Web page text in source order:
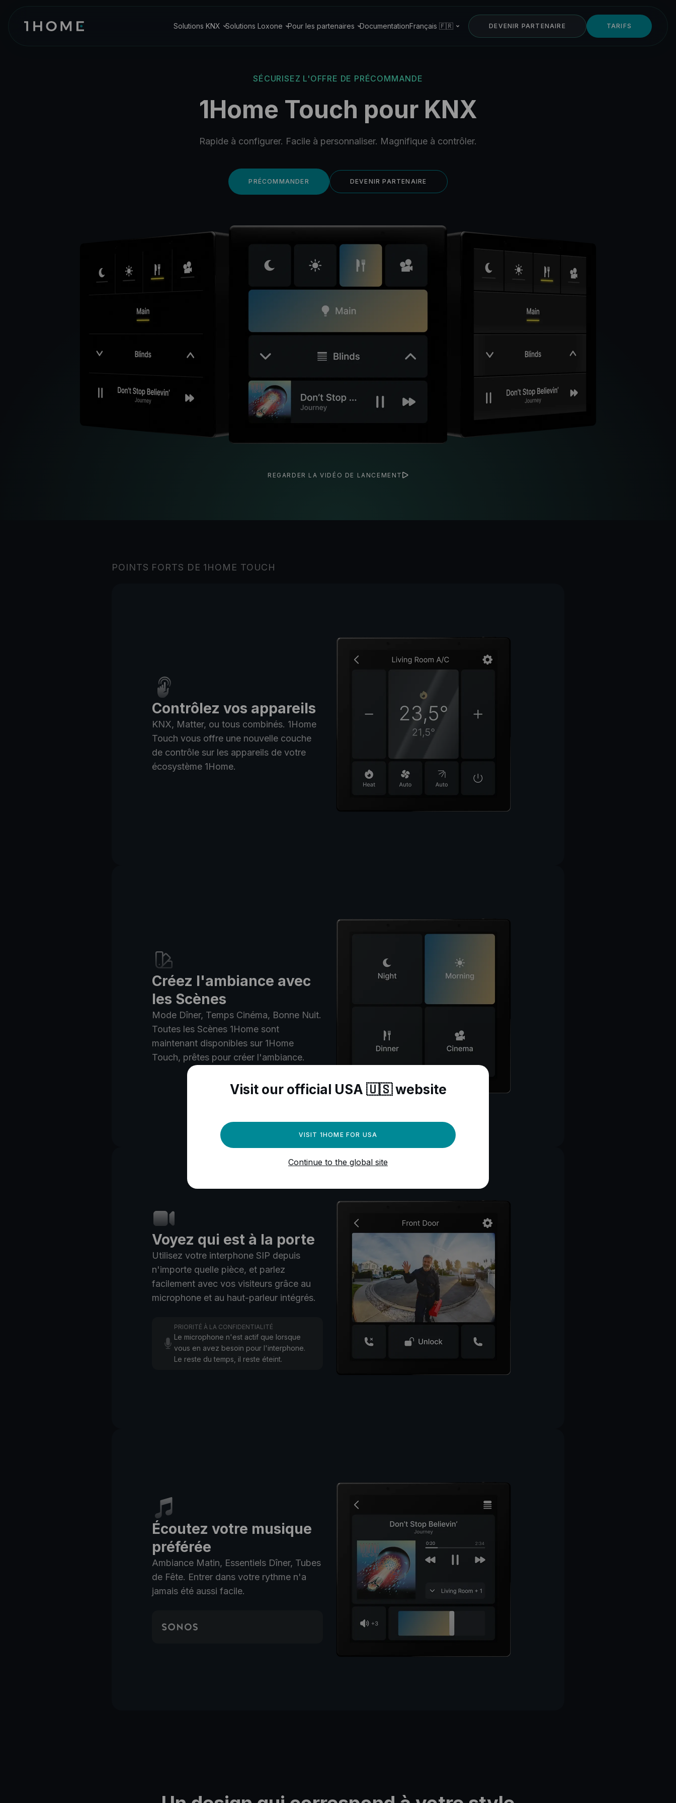
Solutions KNX Solutions Loxone Pour les partenaires DocumentationFrançais 🇫🇷 DEVENIR PARTENAIRE TARIFS
SÉCURISEZ L'OFFRE DE PRÉCOMMANDE
1Home Touch pour KNX
Rapide à configurer. Facile à personnaliser. Magnifique à contrôler.
PRÉCOMMANDER DEVENIR PARTENAIRE
REGARDER LA VIDÉO DE LANCEMENT
POINTS FORTS DE 1HOME TOUCH
Contrôlez vos appareils
KNX, Matter, ou tous combinés. 1Home
Touch vous offre une nouvelle couche
de contrôle sur les appareils de votre
écosystème 1Home.
Créez l'ambiance avec
les Scènes
Mode Dîner, Temps Cinéma, Bonne Nuit.
Toutes les Scènes 1Home sont
maintenant disponibles sur 1Home
Touch, prêtes pour créer l'ambiance.
Voyez qui est à la porte
Utilisez votre interphone SIP depuis
n'importe quelle pièce, et parlez
facilement avec vos visiteurs grâce au
microphone et au haut-parleur intégrés.
PRIORITÉ À LA CONFIDENTIALITÉ
Le microphone n'est actif que lorsque
vous en avez besoin pour l'interphone.
Le reste du temps, il reste éteint.
Écoutez votre musique
préférée
Ambiance Matin, Essentiels Dîner, Tubes
de Fête. Entrer dans votre rythme n'a
jamais été aussi facile.
Visit our official USA 🇺🇸 website
VISIT 1HOME FOR USA
Continue to the global site